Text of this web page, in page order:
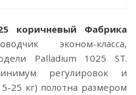
коричневый Фабрика
эконом-класса,
Palladium 1025 ST.
регулировок и
25 кг) полотна размером